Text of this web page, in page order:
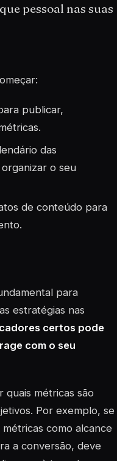
pessoal nas suas
publicar,
das
o seu
de conteúdo para
para
estratégias nas
certos pode
com o seu
quais métricas são
Por exemplo, se
como alcance
a conversão, deve